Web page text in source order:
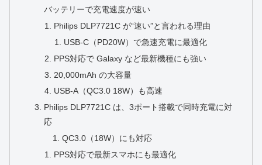
バッテリーで充電速度が速い
Philips DLP7721C が“速い”と言われる理由
USB‑C（PD20W）で急速充電に最適化
PPS対応で Galaxy など最新機種にも強い
20,000mAh の大容量
USB‑A（QC3.0 18W）も高速
Philips DLP7721C は、3ポート搭載で同時充電に対
応
QC3.0（18W）にも対応
PPS対応で最新スマホにも最適化